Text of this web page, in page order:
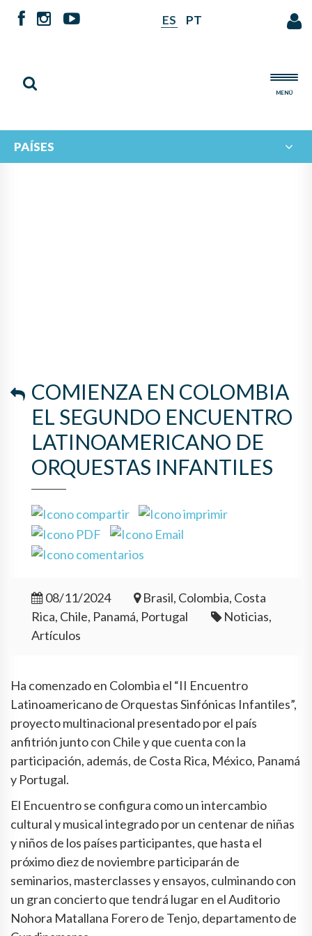
ES PT
MENÚ
PAÍSES
COMIENZA EN COLOMBIA
EL SEGUNDO ENCUENTRO
LATINOAMERICANO DE
ORQUESTAS INFANTILES
08/11/2024
Brasil, Colombia, Costa
Rica, Chile, Panamá, Portugal
Noticias,
Artículos
Ha comenzado en Colombia el “II Encuentro
Latinoamericano de Orquestas Sinfónicas Infantiles”,
proyecto multinacional presentado por el país
anfitrión junto con Chile y que cuenta con la
participación, además, de Costa Rica, México, Panamá
y Portugal.
El Encuentro se configura como un intercambio
cultural y musical integrado por un centenar de niñas
y niños de los países participantes, que hasta el
próximo diez de noviembre participarán de
seminarios, masterclasses y ensayos, culminando con
un gran concierto que tendrá lugar en el Auditorio
Nohora Matallana Forero de Tenjo, departamento de